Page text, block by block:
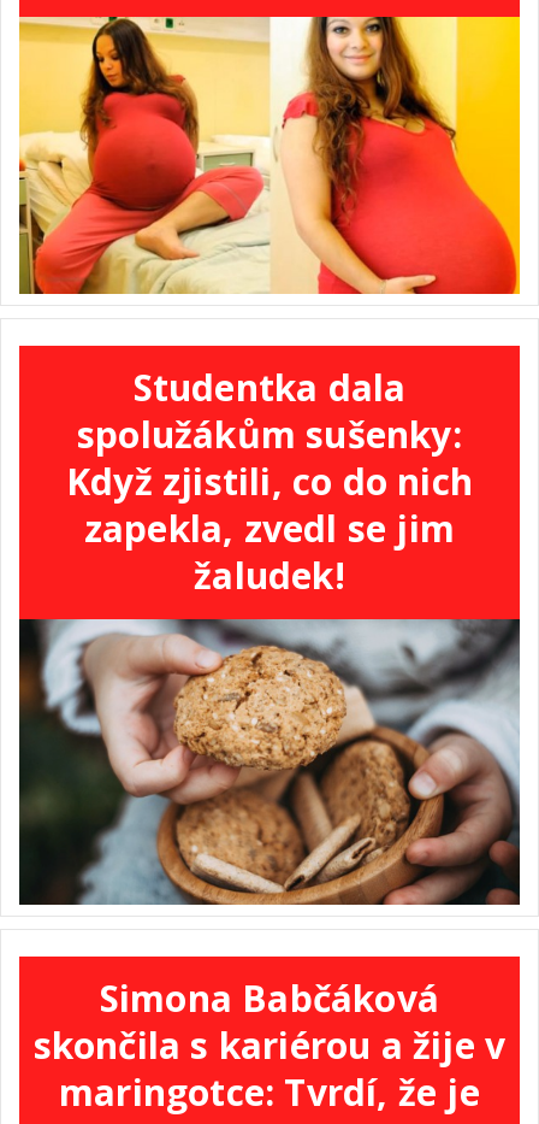
Studentka dala
spolužákům sušenky:
Když zjistili, co do nich
zapekla, zvedl se jim
žaludek!
Simona Babčáková
skončila s kariérou a žije v
maringotce: Tvrdí, že je